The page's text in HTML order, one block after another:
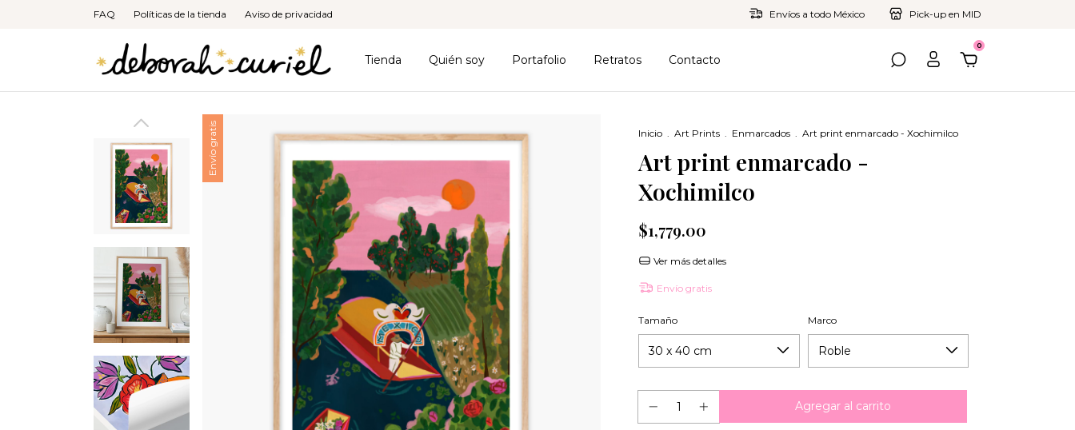
FAQ Políticas de la tienda Aviso de privacidad Envíos a todo México Pick-up en MID
Tienda Quién soy Portafolio Retratos Contacto
0
Envío gratis Inicio Art Prints Enmarcados Art print enmarcado - Xochimilco
Art print enmarcado -
Xochimilco
$1,779.00
Ver más detalles
Envío gratis
Tamaño Marco